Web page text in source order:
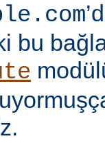
bu